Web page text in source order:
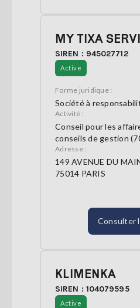
MY TIXA
SIREN : 945027712
Active
Forme juridique :
Société à
Activité :
Conseil pour les
conseils de gestion
Adresse :
149 AVENUE DU
75014 PARIS
Consulter
KLIMENKA
SIREN : 104079595
Active